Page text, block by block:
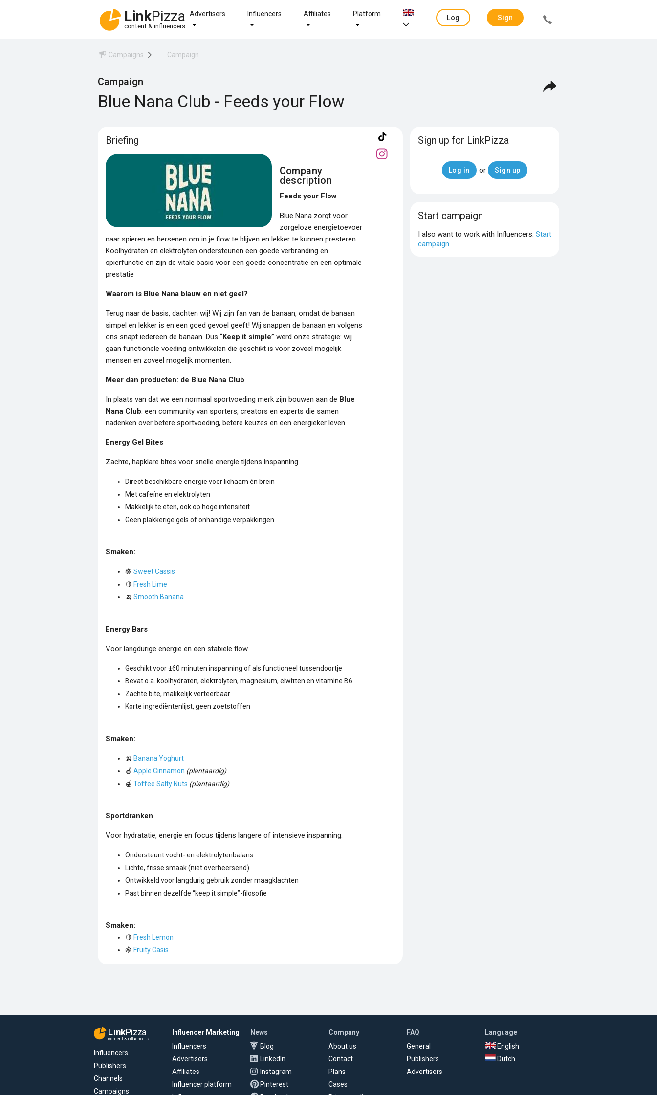
LinkPizza
content & influencers
Advertisers Influencers Affiliates Platform
Log
Sign
Campaigns Campaign
Campaign
Blue Nana Club - Feeds your Flow
Briefing
Company
description
Feeds your Flow
Blue Nana zorgt voor
zorgeloze energietoevoer
naar spieren en hersenen om in je flow te blijven en lekker te kunnen presteren.
Koolhydraten en elektrolyten ondersteunen een goede verbranding en
spierfunctie en zijn de vitale basis voor een goede concentratie en een optimale
prestatie
Waarom is Blue Nana blauw en niet geel?
Terug naar de basis, dachten wij! Wij zijn fan van de banaan, omdat de banaan
simpel en lekker is en een goed gevoel geeft! Wij snappen de banaan en volgens
ons snapt iedereen de banaan. Dus “Keep it simple” werd onze strategie: wij
gaan functionele voeding ontwikkelen die geschikt is voor zoveel mogelijk
mensen en zoveel mogelijk momenten.
Meer dan producten: de Blue Nana Club
In plaats van dat we een normaal sportvoeding merk zijn bouwen aan de Blue
Nana Club: een community van sporters, creators en experts die samen
nadenken over betere sportvoeding, betere keuzes en een energieker leven.
Energy Gel Bites
Zachte, hapklare bites voor snelle energie tijdens inspanning.
Direct beschikbare energie voor lichaam én brein
Met cafeïne en elektrolyten
Makkelijk te eten, ook op hoge intensiteit
Geen plakkerige gels of onhandige verpakkingen
Smaken:
🍇 Sweet Cassis
🍋 Fresh Lime
🍌 Smooth Banana
Energy Bars
Voor langdurige energie en een stabiele flow.
Geschikt voor ±60 minuten inspanning of als functioneel tussendoortje
Bevat o.a. koolhydraten, elektrolyten, magnesium, eiwitten en vitamine B6
Zachte bite, makkelijk verteerbaar
Korte ingrediëntenlijst, geen zoetstoffen
Smaken:
🍌 Banana Yoghurt
🍎 Apple Cinnamon (plantaardig)
🍯 Toffee Salty Nuts (plantaardig)
Sportdranken
Voor hydratatie, energie en focus tijdens langere of intensieve inspanning.
Ondersteunt vocht- en elektrolytenbalans
Lichte, frisse smaak (niet overheersend)
Ontwikkeld voor langdurig gebruik zonder maagklachten
Past binnen dezelfde “keep it simple”-filosofie
Smaken:
🍋 Fresh Lemon
🍇 Fruity Casis
Sign up for LinkPizza
Log in or Sign up
Start campaign
I also want to work with Influencers.Start
campaign
LinkPizza
content & influencers
Influencers
Publishers
Channels
Campaigns
Influencer Marketing
Influencers
Advertisers
Affiliates
Influencer platform
News
Blog
LinkedIn
Instagram
Pinterest
Company
About us
Contact
Plans
Cases
FAQ
General
Publishers
Advertisers
Language
English
Dutch